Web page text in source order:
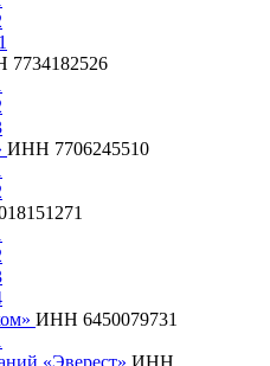
ИНН 7706245510
ИНН 6450079731
«Эверест» ИНН